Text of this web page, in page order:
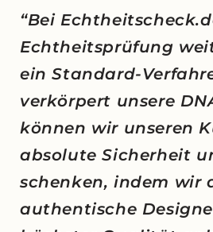
“Bei
Echtheitsprüfung
ein Standard-
verkörpert unsere
können wir unseren
absolute Sicherheit
schenken, indem wir
authentische